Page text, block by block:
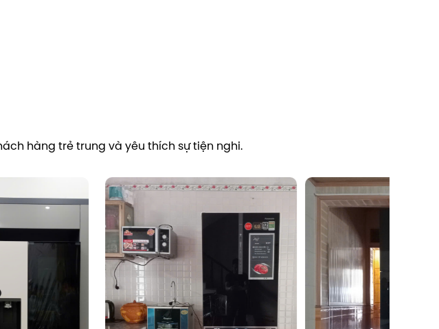
hàng trẻ trung và yêu thích sự tiện nghi.